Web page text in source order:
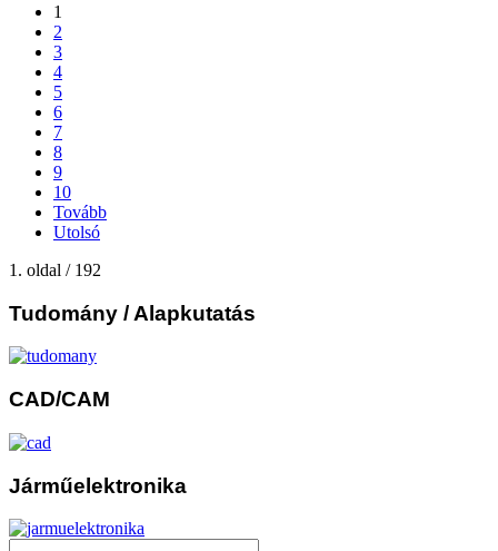
1
2
3
4
5
6
7
8
9
10
Tovább
Utolsó
1. oldal / 192
Tudomány / Alapkutatás
CAD/CAM
Járműelektronika